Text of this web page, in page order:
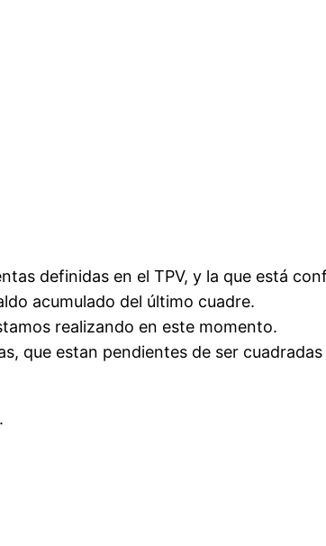
definidas en el TPV, y la que está
acumulado del último cuadre.
realizando en este momento.
que estan pendientes de ser